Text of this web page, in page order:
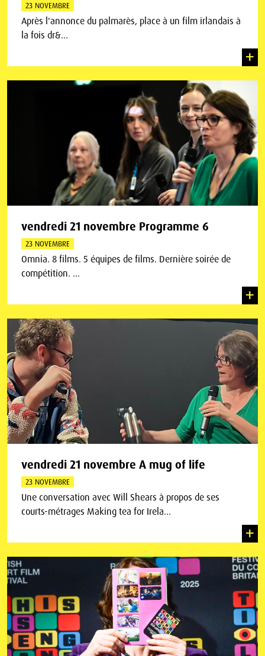
23 NOVEMBRE
Après l'annonce du palmarès, place à un film irlandais à
la fois dr&...
+
vendredi 21 novembre Programme 6
23 NOVEMBRE
Omnia. 8 films. 5 équipes de films. Dernière soirée de
compétition. ...
+
vendredi 21 novembre A mug of life
23 NOVEMBRE
Une conversation avec Will Shears à propos de ses
courts-métrages Making tea for Irela...
+